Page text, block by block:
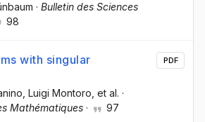
· Bulletin des Sciences
98
with singular
, Luigi Montoro, et al. ·
Mathématiques · 97
PDF